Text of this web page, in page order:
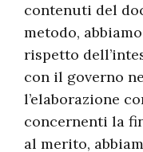
contenuti del
metodo,
rispetto
con il governo
l’elaborazione
concernenti la
al merito,